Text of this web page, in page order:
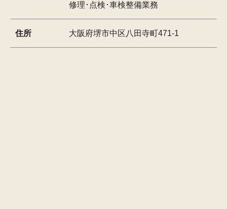
修理･点検･車検整備業務
住所 大阪府堺市中区八田寺町471-1